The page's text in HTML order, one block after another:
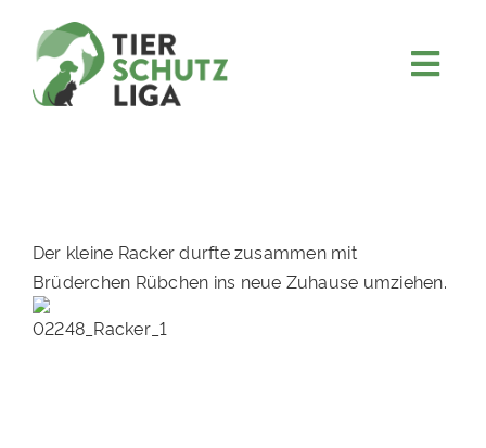
content
MITMACHEN
FÖRDERN & VERERBEN
KOOPERATIONEN
Der kleine Racker durfte zusammen mit
Brüderchen Rübchen ins neue Zuhause umziehen.